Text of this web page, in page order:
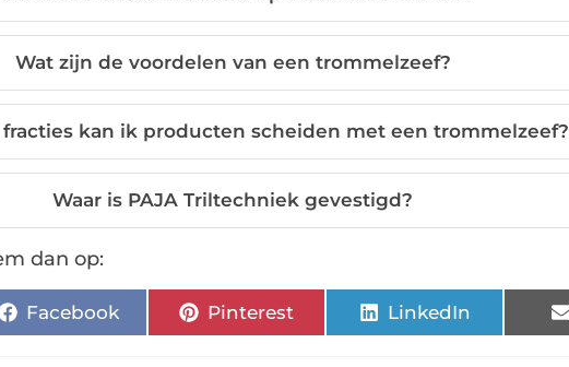
Wat zijn de voordelen van een trommelzeef?
kan ik producten scheiden met een trommelzeef?
Waar is PAJA Triltechniek gevestigd?
dan op:
Facebook Pinterest LinkedIn